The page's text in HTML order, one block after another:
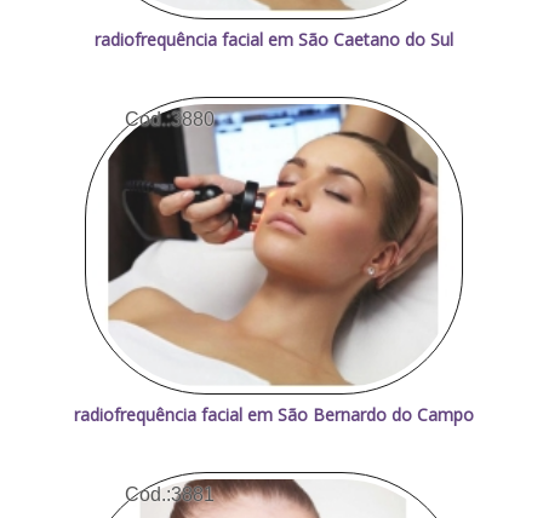
radiofrequência facial em São Caetano do Sul
Cod.:3880
radiofrequência facial em São Bernardo do Campo
Cod.:3881